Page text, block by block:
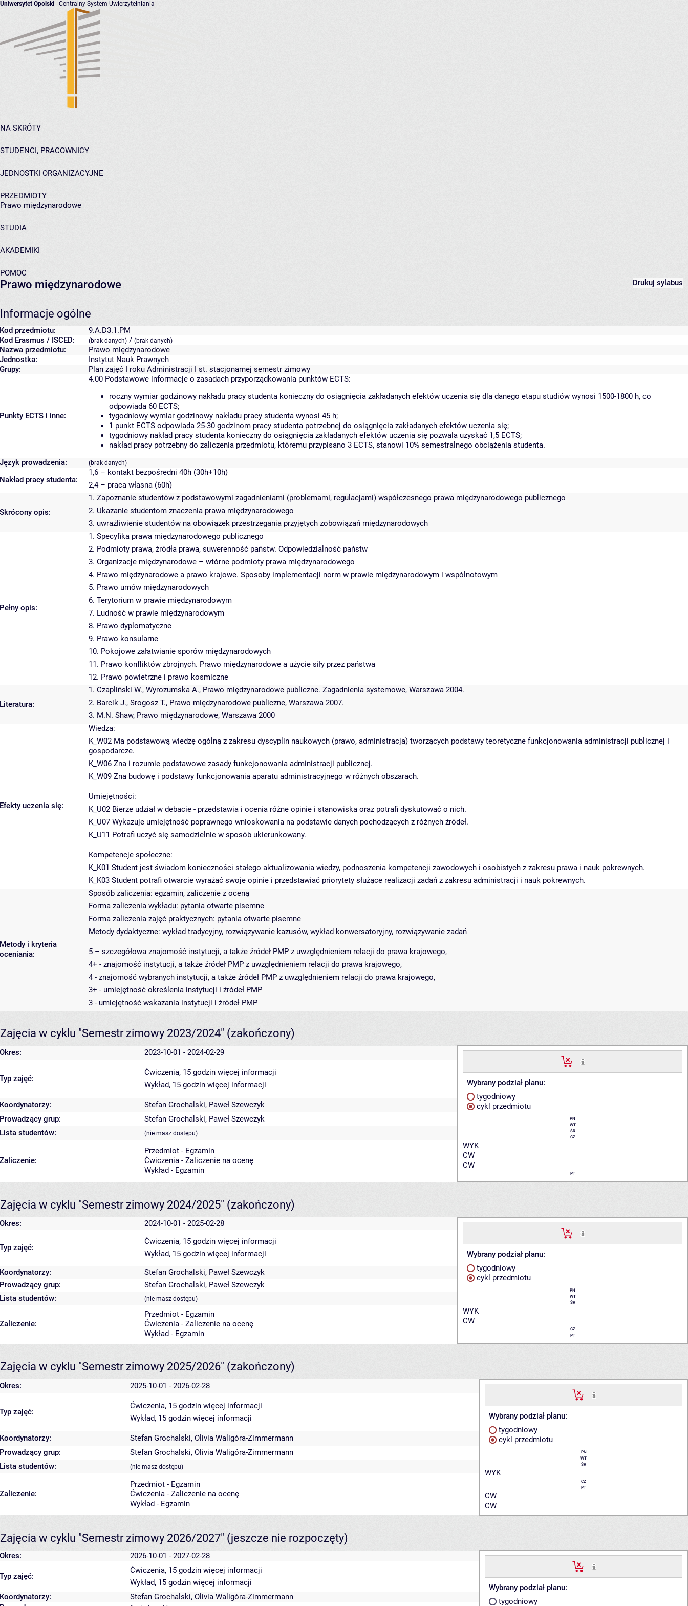
Uniwersytet Opolski - Centralny System Uwierzytelniania
NA SKRÓTY
STUDENCI, PRACOWNICY
JEDNOSTKI ORGANIZACYJNE
PRZEDMIOTY
Prawo międzynarodowe
STUDIA
AKADEMIKI
POMOC
Drukuj sylabus
Prawo międzynarodowe
Informacje ogólne
Kod przedmiotu:
9.A.D3.1.PM
Kod Erasmus / ISCED:
(brak danych) / (brak danych)
Nazwa przedmiotu:
Prawo międzynarodowe
Jednostka:
Instytut Nauk Prawnych
Grupy:
Plan zajęć I roku Administracji I st. stacjonarnej semestr zimowy
Punkty ECTS i inne:
4.00 Podstawowe informacje o zasadach przyporządkowania punktów ECTS:
roczny wymiar godzinowy nakładu pracy studenta konieczny do osiągnięcia zakładanych efektów uczenia się dla danego etapu studiów wynosi 1500-1800 h, co
odpowiada 60 ECTS;
tygodniowy wymiar godzinowy nakładu pracy studenta wynosi 45 h;
1 punkt ECTS odpowiada 25-30 godzinom pracy studenta potrzebnej do osiągnięcia zakładanych efektów uczenia się;
tygodniowy nakład pracy studenta konieczny do osiągnięcia zakładanych efektów uczenia się pozwala uzyskać 1,5 ECTS;
nakład pracy potrzebny do zaliczenia przedmiotu, któremu przypisano 3 ECTS, stanowi 10% semestralnego obciążenia studenta.
Język prowadzenia:
(brak danych)
Nakład pracy studenta:
1,6 – kontakt bezpośredni 40h (30h+10h)
2,4 – praca własna (60h)
Skrócony opis:
1. Zapoznanie studentów z podstawowymi zagadnieniami (problemami, regulacjami) współczesnego prawa międzynarodowego publicznego
2. Ukazanie studentom znaczenia prawa międzynarodowego
3. uwrażliwienie studentów na obowiązek przestrzegania przyjętych zobowiązań międzynarodowych
Pełny opis:
1. Specyfika prawa międzynarodowego publicznego
2. Podmioty prawa, źródła prawa, suwerenność państw. Odpowiedzialność państw
3. Organizacje międzynarodowe – wtórne podmioty prawa międzynarodowego
4. Prawo międzynarodowe a prawo krajowe. Sposoby implementacji norm w prawie międzynarodowym i wspólnotowym
5. Prawo umów międzynarodowych
6. Terytorium w prawie międzynarodowym
7. Ludność w prawie międzynarodowym
8. Prawo dyplomatyczne
9. Prawo konsularne
10. Pokojowe załatwianie sporów międzynarodowych
11. Prawo konfliktów zbrojnych. Prawo międzynarodowe a użycie siły przez państwa
12. Prawo powietrzne i prawo kosmiczne
Literatura:
1. Czapliński W., Wyrozumska A., Prawo międzynarodowe publiczne. Zagadnienia systemowe, Warszawa 2004.
2. Barcik J., Srogosz T., Prawo międzynarodowe publiczne, Warszawa 2007.
3. M.N. Shaw, Prawo międzynarodowe, Warszawa 2000
Efekty uczenia się:
Wiedza:
K_W02 Ma podstawową wiedzę ogólną z zakresu dyscyplin naukowych (prawo, administracja) tworzących podstawy teoretyczne funkcjonowania administracji publicznej i
gospodarcze.
K_W06 Zna i rozumie podstawowe zasady funkcjonowania administracji publicznej.
K_W09 Zna budowę i podstawy funkcjonowania aparatu administracyjnego w różnych obszarach.
Umiejętności:
K_U02 Bierze udział w debacie - przedstawia i ocenia różne opinie i stanowiska oraz potrafi dyskutować o nich.
K_U07 Wykazuje umiejętność poprawnego wnioskowania na podstawie danych pochodzących z różnych źródeł.
K_U11 Potrafi uczyć się samodzielnie w sposób ukierunkowany.
Kompetencje społeczne:
K_K01 Student jest świadom konieczności stałego aktualizowania wiedzy, podnoszenia kompetencji zawodowych i osobistych z zakresu prawa i nauk pokrewnych.
K_K03 Student potrafi otwarcie wyrażać swoje opinie i przedstawiać priorytety służące realizacji zadań z zakresu administracji i nauk pokrewnych.
Metody i kryteria
oceniania:
Sposób zaliczenia: egzamin, zaliczenie z oceną
Forma zaliczenia wykładu: pytania otwarte pisemne
Forma zaliczenia zajęć praktycznych: pytania otwarte pisemne
Metody dydaktyczne: wykład tradycyjny, rozwiązywanie kazusów, wykład konwersatoryjny, rozwiązywanie zadań
5 – szczegółowa znajomość instytucji, a także źródeł PMP z uwzględnieniem relacji do prawa krajowego,
4+ - znajomość instytucji, a także źródeł PMP z uwzględnieniem relacji do prawa krajowego,
4 - znajomość wybranych instytucji, a także źródeł PMP z uwzględnieniem relacji do prawa krajowego,
3+ - umiejętność określenia instytucji i źródeł PMP
3 - umiejętność wskazania instytucji i źródeł PMP
Zajęcia w cyklu "Semestr zimowy 2023/2024" (zakończony)
Okres: 2023-10-01 - 2024-02-29
Wybrany podział planu:
tygodniowy
cykl przedmiotu
PN
WT
ŚR
CZ
WYK
CW
CW
PT
Typ zajęć:
Ćwiczenia, 15 godzin więcej informacji
Wykład, 15 godzin więcej informacji
Koordynatorzy: Stefan Grochalski, Paweł Szewczyk
Prowadzący grup:
Stefan Grochalski, Paweł Szewczyk
Lista studentów:
(nie masz dostępu)
Zaliczenie:
Przedmiot - Egzamin
Ćwiczenia - Zaliczenie na ocenę
Wykład - Egzamin
Zajęcia w cyklu "Semestr zimowy 2024/2025" (zakończony)
Okres: 2024-10-01 - 2025-02-28
Wybrany podział planu:
tygodniowy
cykl przedmiotu
PN
WT
ŚR
WYK
CW
CZ
PT
Typ zajęć:
Ćwiczenia, 15 godzin więcej informacji
Wykład, 15 godzin więcej informacji
Koordynatorzy:
Stefan Grochalski, Paweł Szewczyk
Prowadzący grup:
Stefan Grochalski, Paweł Szewczyk
Lista studentów:
(nie masz dostępu)
Zaliczenie:
Przedmiot - Egzamin
Ćwiczenia - Zaliczenie na ocenę
Wykład - Egzamin
Zajęcia w cyklu "Semestr zimowy 2025/2026" (zakończony)
Okres: 2025-10-01 - 2026-02-28
Wybrany podział planu:
tygodniowy
cykl przedmiotu
PN
WT
ŚR
WYK
CZ
PT
CW
CW
Typ zajęć:
Ćwiczenia, 15 godzin więcej informacji
Wykład, 15 godzin więcej informacji
Koordynatorzy: Stefan Grochalski, Olivia Waligóra-Zimmermann
Prowadzący grup:
Stefan Grochalski, Olivia Waligóra-Zimmermann
Lista studentów:
(nie masz dostępu)
Zaliczenie:
Przedmiot - Egzamin
Ćwiczenia - Zaliczenie na ocenę
Wykład - Egzamin
Zajęcia w cyklu "Semestr zimowy 2026/2027" (jeszcze nie rozpoczęty)
Okres: 2026-10-01 - 2027-02-28
Wybrany podział planu:
tygodniowy
Typ zajęć:
Ćwiczenia, 15 godzin więcej informacji
Wykład, 15 godzin więcej informacji
Koordynatorzy:
Stefan Grochalski, Olivia Waligóra-Zimmermann